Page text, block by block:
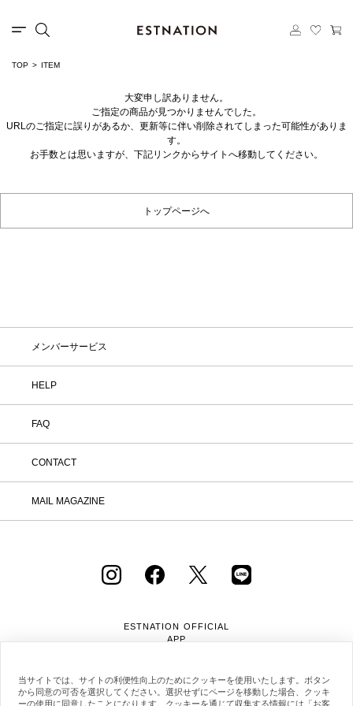
TOP ITEM
大変申し訳ありません。
ご指定の商品が見つかりませんでした。
URLのご指定に誤りがあるか、更新等に伴い削除されてしまった可能性がありま
す。
お手数とは思いますが、下記リンクからサイトへ移動してください。
トップページへ
メンバーサービス
HELP
FAQ
CONTACT
MAIL MAGAZINE
ESTNATION OFFICIAL
APP
当サイトでは、サイトの利便性向上のためにクッキーを使用いたします。ボタン
から同意の可否を選択してください。選択せずにページを移動した場合、クッキ
ーの使用に同意したことになります。クッキーを通じて収集する情報には「お客